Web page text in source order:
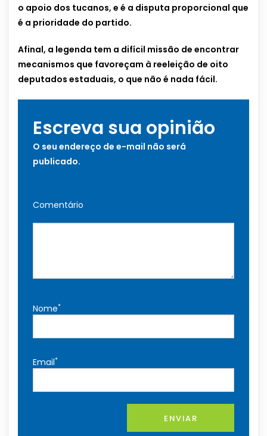
o apoio dos tucanos, e é a disputa proporcional que
é a prioridade do partido.
Afinal, a legenda tem a difícil missão de encontrar
mecanismos que favoreçam à reeleição de oito
deputados estaduais, o que não é nada fácil.
Escreva sua opinião
O seu endereço de e-mail não será
publicado.
Comentário
Nome*
Email*
ENVIAR